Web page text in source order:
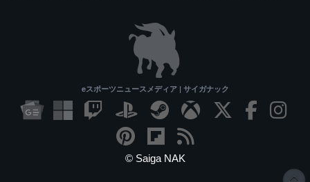
eスポーツニュースメディア | サイガナック
© Saiga NAK